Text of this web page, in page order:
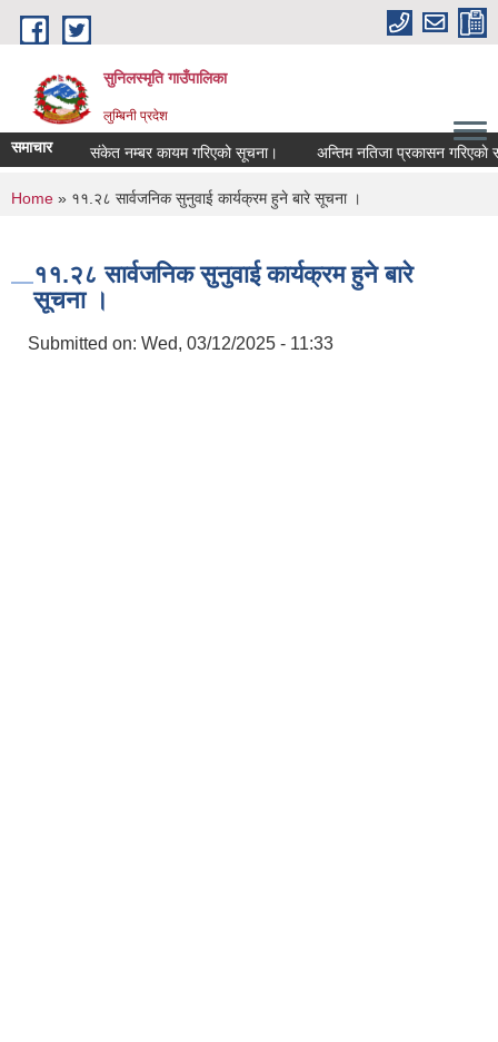
Skip to main content
सुनिलस्मृति गाउँपालिका
लुम्बिनी प्रदेश
समाचार संकेत नम्बर कायम गरिएको सूचना। अन्तिम नतिजा प्रकासन गरिएकाे
You are here
Home » ११.२८ सार्वजनिक सुनुवाई कार्यक्रम हुने बारे सूचना ।
११.२८ सार्वजनिक सुनुवाई कार्यक्रम हुने बारे
सूचना ।
Submitted on: Wed, 03/12/2025 - 11:33